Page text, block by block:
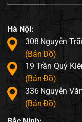
Hà Nội:
308 Nguyễn
(Bản Đồ)
19 Trần Quý
(Bản Đồ)
336 Nguyễn
(Bản Đồ)